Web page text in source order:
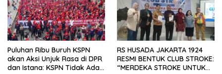
Puluhan Ribu Buruh KSPN
akan Aksi Unjuk Rasa di DPR
dan Istana: KSPN Tidak Ada
RS HUSADA JAKARTA 1924
RESMI BENTUK CLUB STROKE:
“MERDEKA STROKE UNTUK